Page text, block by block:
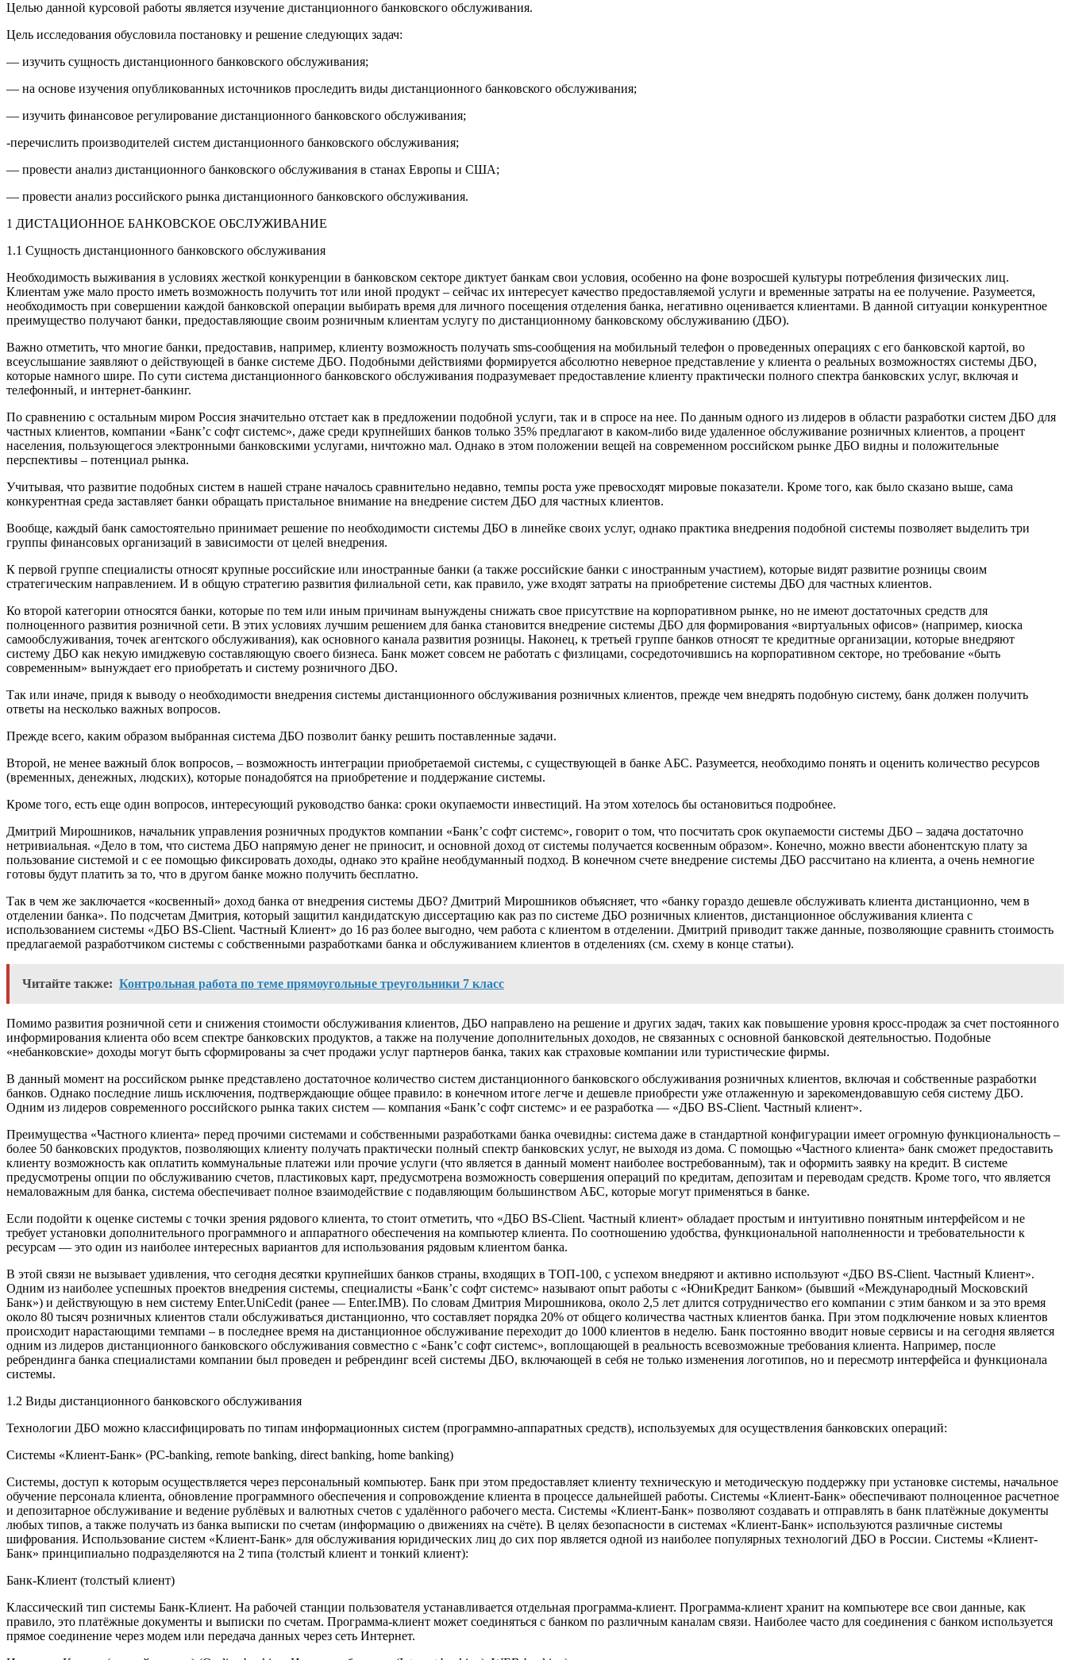
Целью данной курсовой работы является изучение дистанционного банковского обслуживания.
Цель исследования обусловила постановку и решение следующих задач:
— изучить сущность дистанционного банковского обслуживания;
— на основе изучения опубликованных источников проследить виды дистанционного банковского обслуживания;
— изучить финансовое регулирование дистанционного банковского обслуживания;
-перечислить производителей систем дистанционного банковского обслуживания;
— провести анализ дистанционного банковского обслуживания в станах Европы и США;
— провести анализ российского рынка дистанционного банковского обслуживания.
1 ДИСТАЦИОННОЕ БАНКОВСКОЕ ОБСЛУЖИВАНИЕ
1.1 Сущность дистанционного банковского обслуживания
Необходимость выживания в условиях жесткой конкуренции в банковском секторе диктует банкам свои условия, особенно на фоне возросшей культуры потребления физических лиц.
Клиентам уже мало просто иметь возможность получить тот или иной продукт – сейчас их интересует качество предоставляемой услуги и временные затраты на ее получение. Разумеется,
необходимость при совершении каждой банковской операции выбирать время для личного посещения отделения банка, негативно оценивается клиентами. В данной ситуации конкурентное
преимущество получают банки, предоставляющие своим розничным клиентам услугу по дистанционному банковскому обслуживанию (ДБО).
Важно отметить, что многие банки, предоставив, например, клиенту возможность получать sms-сообщения на мобильный телефон о проведенных операциях с его банковской картой, во
всеуслышание заявляют о действующей в банке системе ДБО. Подобными действиями формируется абсолютно неверное представление у клиента о реальных возможностях системы ДБО,
которые намного шире. По сути система дистанционного банковского обслуживания подразумевает предоставление клиенту практически полного спектра банковских услуг, включая и
телефонный, и интернет-банкинг.
По сравнению с остальным миром Россия значительно отстает как в предложении подобной услуги, так и в спросе на нее. По данным одного из лидеров в области разработки систем ДБО для
частных клиентов, компании «Банк’c софт системс», даже среди крупнейших банков только 35% предлагают в каком-либо виде удаленное обслуживание розничных клиентов, а процент
населения, пользующегося электронными банковскими услугами, ничтожно мал. Однако в этом положении вещей на современном российском рынке ДБО видны и положительные
перспективы – потенциал рынка.
Учитывая, что развитие подобных систем в нашей стране началось сравнительно недавно, темпы роста уже превосходят мировые показатели. Кроме того, как было сказано выше, сама
конкурентная среда заставляет банки обращать пристальное внимание на внедрение систем ДБО для частных клиентов.
Вообще, каждый банк самостоятельно принимает решение по необходимости системы ДБО в линейке своих услуг, однако практика внедрения подобной системы позволяет выделить три
группы финансовых организаций в зависимости от целей внедрения.
К первой группе специалисты относят крупные российские или иностранные банки (а также российские банки с иностранным участием), которые видят развитие розницы своим
стратегическим направлением. И в общую стратегию развития филиальной сети, как правило, уже входят затраты на приобретение системы ДБО для частных клиентов.
Ко второй категории относятся банки, которые по тем или иным причинам вынуждены снижать свое присутствие на корпоративном рынке, но не имеют достаточных средств для
полноценного развития розничной сети. В этих условиях лучшим решением для банка становится внедрение системы ДБО для формирования «виртуальных офисов» (например, киоска
самообслуживания, точек агентского обслуживания), как основного канала развития розницы. Наконец, к третьей группе банков относят те кредитные организации, которые внедряют
систему ДБО как некую имиджевую составляющую своего бизнеса. Банк может совсем не работать с физлицами, сосредоточившись на корпоративном секторе, но требование «быть
современным» вынуждает его приобретать и систему розничного ДБО.
Так или иначе, придя к выводу о необходимости внедрения системы дистанционного обслуживания розничных клиентов, прежде чем внедрять подобную систему, банк должен получить
ответы на несколько важных вопросов.
Прежде всего, каким образом выбранная система ДБО позволит банку решить поставленные задачи.
Второй, не менее важный блок вопросов, – возможность интеграции приобретаемой системы, с существующей в банке АБС. Разумеется, необходимо понять и оценить количество ресурсов
(временных, денежных, людских), которые понадобятся на приобретение и поддержание системы.
Кроме того, есть еще один вопросов, интересующий руководство банка: сроки окупаемости инвестиций. На этом хотелось бы остановиться подробнее.
Дмитрий Мирошников, начальник управления розничных продуктов компании «Банк’с софт системс», говорит о том, что посчитать срок окупаемости системы ДБО – задача достаточно
нетривиальная. «Дело в том, что система ДБО напрямую денег не приносит, и основной доход от системы получается косвенным образом». Конечно, можно ввести абонентскую плату за
пользование системой и с ее помощью фиксировать доходы, однако это крайне необдуманный подход. В конечном счете внедрение системы ДБО рассчитано на клиента, а очень немногие
готовы будут платить за то, что в другом банке можно получить бесплатно.
Так в чем же заключается «косвенный» доход банка от внедрения системы ДБО? Дмитрий Мирошников объясняет, что «банку гораздо дешевле обслуживать клиента дистанционно, чем в
отделении банка». По подсчетам Дмитрия, который защитил кандидатскую диссертацию как раз по системе ДБО розничных клиентов, дистанционное обслуживания клиента с
использованием системы «ДБО BS-Client. Частный Клиент» до 16 раз более выгодно, чем работа с клиентом в отделении. Дмитрий приводит также данные, позволяющие сравнить стоимость
предлагаемой разработчиком системы с собственными разработками банка и обслуживанием клиентов в отделениях (см. схему в конце статьи).
Читайте также: Контрольная работа по теме прямоугольные треугольники 7 класс
Помимо развития розничной сети и снижения стоимости обслуживания клиентов, ДБО направлено на решение и других задач, таких как повышение уровня кросс-продаж за счет постоянного
информирования клиента обо всем спектре банковских продуктов, а также на получение дополнительных доходов, не связанных с основной банковской деятельностью. Подобные
«небанковские» доходы могут быть сформированы за счет продажи услуг партнеров банка, таких как страховые компании или туристические фирмы.
В данный момент на российском рынке представлено достаточное количество систем дистанционного банковского обслуживания розничных клиентов, включая и собственные разработки
банков. Однако последние лишь исключения, подтверждающие общее правило: в конечном итоге легче и дешевле приобрести уже отлаженную и зарекомендовавшую себя систему ДБО.
Одним из лидеров современного российского рынка таких систем — компания «Банк’с софт системс» и ее разработка — «ДБО BS-Client. Частный клиент».
Преимущества «Частного клиента» перед прочими системами и собственными разработками банка очевидны: система даже в стандартной конфигурации имеет огромную функциональность –
более 50 банковских продуктов, позволяющих клиенту получать практически полный спектр банковских услуг, не выходя из дома. С помощью «Частного клиента» банк сможет предоставить
клиенту возможность как оплатить коммунальные платежи или прочие услуги (что является в данный момент наиболее востребованным), так и оформить заявку на кредит. В системе
предусмотрены опции по обслуживанию счетов, пластиковых карт, предусмотрена возможность совершения операций по кредитам, депозитам и переводам средств. Кроме того, что является
немаловажным для банка, система обеспечивает полное взаимодействие с подавляющим большинством АБС, которые могут применяться в банке.
Если подойти к оценке системы с точки зрения рядового клиента, то стоит отметить, что «ДБО BS-Client. Частный клиент» обладает простым и интуитивно понятным интерфейсом и не
требует установки дополнительного программного и аппаратного обеспечения на компьютер клиента. По соотношению удобства, функциональной наполненности и требовательности к
ресурсам — это один из наиболее интересных вариантов для использования рядовым клиентом банка.
В этой связи не вызывает удивления, что сегодня десятки крупнейших банков страны, входящих в ТОП-100, с успехом внедряют и активно используют «ДБО BS-Client. Частный Клиент».
Одним из наиболее успешных проектов внедрения системы, специалисты «Банк’с софт системс» называют опыт работы с «ЮниКредит Банком» (бывший «Международный Московский
Банк») и действующую в нем систему Enter.UniCedit (ранее — Enter.IMB). По словам Дмитрия Мирошникова, около 2,5 лет длится сотрудничество его компании с этим банком и за это время
около 80 тысяч розничных клиентов стали обслуживаться дистанционно, что составляет порядка 20% от общего количества частных клиентов банка. При этом подключение новых клиентов
происходит нарастающими темпами – в последнее время на дистанционное обслуживание переходит до 1000 клиентов в неделю. Банк постоянно вводит новые сервисы и на сегодня является
одним из лидеров дистанционного банковского обслуживания совместно с «Банк’c софт системс», воплощающей в реальность всевозможные требования клиента. Например, после
ребрендинга банка специалистами компании был проведен и ребрендинг всей системы ДБО, включающей в себя не только изменения логотипов, но и пересмотр интерфейса и функционала
системы.
1.2 Виды дистанционного банковского обслуживания
Технологии ДБО можно классифицировать по типам информационных систем (программно-аппаратных средств), используемых для осуществления банковских операций:
Системы «Клиент-Банк» (PC-banking, remote banking, direct banking, home banking)
Системы, доступ к которым осуществляется через персональный компьютер. Банк при этом предоставляет клиенту техническую и методическую поддержку при установке системы, начальное
обучение персонала клиента, обновление программного обеспечения и сопровождение клиента в процессе дальнейшей работы. Системы «Клиент-Банк» обеспечивают полноценное расчетное
и депозитарное обслуживание и ведение рублёвых и валютных счетов с удалённого рабочего места. Системы «Клиент-Банк» позволяют создавать и отправлять в банк платёжные документы
любых типов, а также получать из банка выписки по счетам (информацию о движениях на счёте). В целях безопасности в системах «Клиент-Банк» используются различные системы
шифрования. Использование систем «Клиент-Банк» для обслуживания юридических лиц до сих пор является одной из наиболее популярных технологий ДБО в России. Системы «Клиент-
Банк» принципиально подразделяются на 2 типа (толстый клиент и тонкий клиент):
Банк-Клиент (толстый клиент)
Классический тип системы Банк-Клиент. На рабочей станции пользователя устанавливается отдельная программа-клиент. Программа-клиент хранит на компьютере все свои данные, как
правило, это платёжные документы и выписки по счетам. Программа-клиент может соединяться с банком по различным каналам связи. Наиболее часто для соединения с банком используется
прямое соединение через модем или передача данных через сеть Интернет.